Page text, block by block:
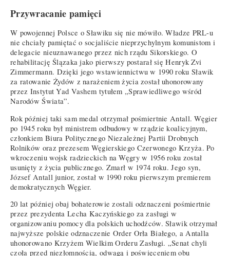
Przywracanie pamięci
W powojennej Polsce o Sławiku się nie mówiło. Władze PRL-u
nie chciały pamiętać o socjaliście nieprzychylnym komunistom i
delegacie nieuznawanego przez nich rządu Sikorskiego. O
rehabilitację Ślązaka jako pierwszy postarał się Henryk Zvi
Zimmermann. Dzięki jego wstawiennictwu w 1990 roku Sławik
za ratowanie Żydów z narażeniem życia został uhonorowany
przez Instytut Yad Vashem tytułem „Sprawiedliwego wśród
Narodów Świata”.
Rok później taki sam medal otrzymał pośmiertnie Antall. Węgier
po 1945 roku był ministrem odbudowy w rządzie koalicyjnym,
członkiem Biura Politycznego Niezależnej Partii Drobnych
Rolników oraz prezesem Węgierskiego Czerwonego Krzyża. Po
wkroczeniu wojsk radzieckich na Węgry w 1956 roku został
usunięty z życia publicznego. Zmarł w 1974 roku. Jego syn,
József Antall junior, został w 1990 roku pierwszym premierem
demokratycznych Węgier.
20 lat później obaj bohaterowie zostali odznaczeni pośmiertnie
przez prezydenta Lecha Kaczyńskiego za zasługi w
organizowaniu pomocy dla polskich uchodźców. Sławik otrzymał
najwyższe polskie odznaczenie Order Orła Białego, a Antalla
uhonorowano Krzyżem Wielkim Orderu Zasługi. „Senat chyli
czoła przed niezłomnością, odwagą i poświęceniem obu